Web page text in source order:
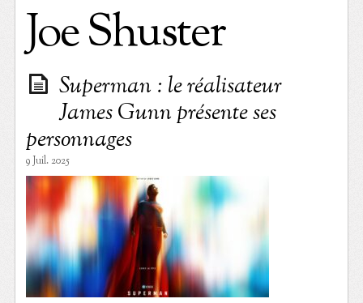
Joe Shuster
Superman : le réalisateur
James Gunn présente ses
personnages
9 Juil. 2025